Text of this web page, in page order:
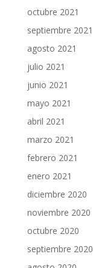
octubre 2021
septiembre 2021
agosto 2021
julio 2021
junio 2021
mayo 2021
abril 2021
marzo 2021
febrero 2021
enero 2021
diciembre 2020
noviembre 2020
octubre 2020
septiembre 2020